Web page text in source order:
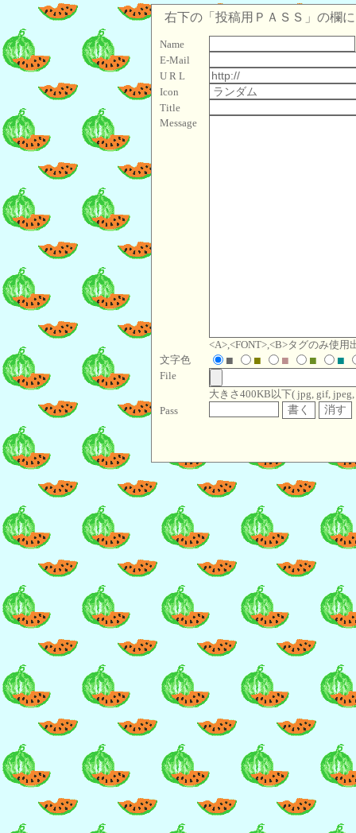
右下の「投稿用ＰＡＳＳ」の欄
Name
E-Mail
U R L
Icon
Title
Message
<A>,<FONT>,<B>タグのみ使用
文字色
■ ■ ■ ■ ■
File
大きさ400KB以下( jpg, gif,
Pass